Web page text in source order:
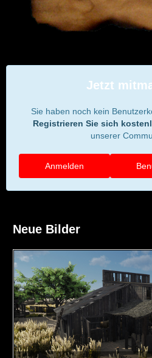
Jetzt
Sie haben noch kein
Registrieren Sie sich
unserer
Anmelden
Neue Bilder